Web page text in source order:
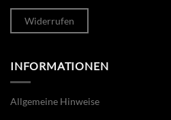
Widerrufen
INFORMATIONEN
Allgemeine Hinweise